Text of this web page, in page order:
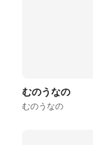
むのうなの
むのうなの